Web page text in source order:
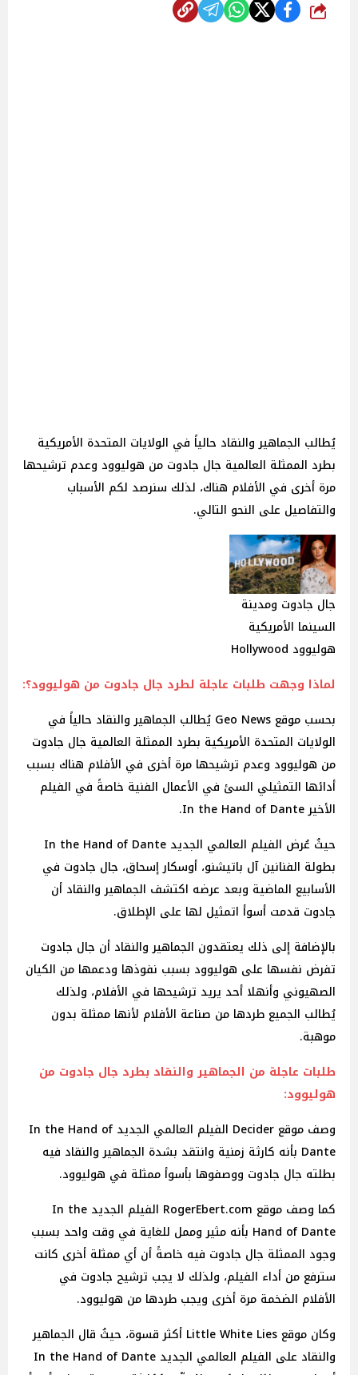
شارك
يُطالب الجماهير والنقاد حالياً في الولايات المتحدة الأمريكية
بطرد الممثلة العالمية جال جادوت من هوليوود وعدم ترشيحها
مرة أخرى في الأفلام هناك، لذلك سنرصد لكم الأسباب
والتفاصيل على النحو التالي.
جال جادوت ومدينة
السينما الأمريكية
هوليوود Hollywood
لماذا وجهت طلبات عاجلة لطرد جال جادوت من هوليوود؟:
بحسب موقع Geo News يُطالب الجماهير والنقاد حالياً في
الولايات المتحدة الأمريكية بطرد الممثلة العالمية جال جادوت
من هوليوود وعدم ترشيحها مرة أخرى في الأفلام هناك بسبب
أدائها التمثيلي السئ في الأعمال الفنية خاصةً في الفيلم
الأخير In the Hand of Dante.
حيثُ عُرض الفيلم العالمي الجديد In the Hand of Dante
بطولة الفنانين آل باتيشنو، أوسكار إسحاق، جال جادوت في
الأسابيع الماضية وبعد عرضه اكتشف الجماهير والنقاد أن
جادوت قدمت أسوأ اتمثيل لها على الإطلاق.
بالإضافة إلى ذلك يعتقدون الجماهير والنقاد أن جال جادوت
تفرض نفسها على هوليوود بسبب نفوذها ودعمها من الكيان
الصهيوني وأنهلا أحد يريد ترشيحها في الأفلام، ولذلك
يُطالب الجميع طردها من صناعة الأفلام لأنها ممثلة بدون
موهبة.
طلبات عاجلة من الجماهير والنقاد بطرد جال جادوت من
هوليوود:
وصف موقع Decider الفيلم العالمي الجديد In the Hand of
Dante بأنه كارثة زمنية وانتقد بشدة الجماهير والنقاد فيه
بطلته جال جادوت ووصفوها بأسوأ ممثلة في هوليوود.
كما وصف موقع RogerEbert.com الفيلم الجديد In the
Hand of Dante بأنه مثير وممل للغاية في وقت واحد بسبب
وجود الممثلة جال جادوت فيه خاصةً أن أي ممثلة أخرى كانت
سترفع من أداء الفيلم، ولذلك لا يجب ترشيح جادوت في
الأفلام الضخمة مرة أخرى ويجب طردها من هوليوود.
وكان موقع Little White Lies أكثر قسوة، حيثُ قال الجماهير
والنقاد على الفيلم العالمي الجديد In the Hand of Dante